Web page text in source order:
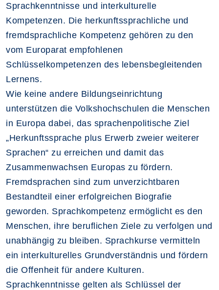
Sprachkenntnisse und interkulturelle
Kompetenzen. Die herkunftssprachliche und
fremdsprachliche Kompetenz gehören zu den
vom Europarat empfohlenen
Schlüsselkompetenzen des lebensbegleitenden
Lernens.
Wie keine andere Bildungseinrichtung
unterstützen die Volkshochschulen die Menschen
in Europa dabei, das sprachenpolitische Ziel
„Herkunftssprache plus Erwerb zweier weiterer
Sprachen“ zu erreichen und damit das
Zusammenwachsen Europas zu fördern.
Fremdsprachen sind zum unverzichtbaren
Bestandteil einer erfolgreichen Biografie
geworden. Sprachkompetenz ermöglicht es den
Menschen, ihre beruflichen Ziele zu verfolgen und
unabhängig zu bleiben. Sprachkurse vermitteln
ein interkulturelles Grundverständnis und fördern
die Offenheit für andere Kulturen.
Sprachkenntnisse gelten als Schlüssel der